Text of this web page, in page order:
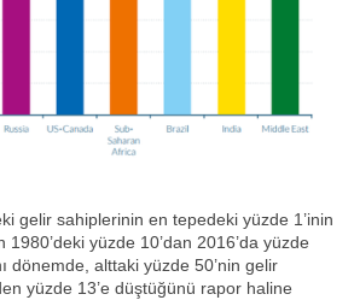
gelir sahiplerinin en tepedeki yüzde 1’inin
1980’deki yüzde 10’dan 2016’da yüzde
dönemde, alttaki yüzde 50’nin gelir
yüzde 13’e düştüğünü rapor haline